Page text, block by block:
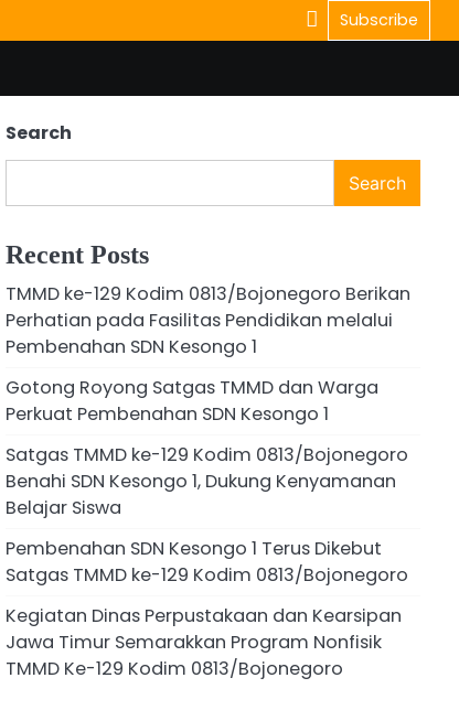
Subscribe
Search
Search
Recent Posts
TMMD ke-129 Kodim 0813/Bojonegoro Berikan
Perhatian pada Fasilitas Pendidikan melalui
Pembenahan SDN Kesongo 1
Gotong Royong Satgas TMMD dan Warga
Perkuat Pembenahan SDN Kesongo 1
Satgas TMMD ke-129 Kodim 0813/Bojonegoro
Benahi SDN Kesongo 1, Dukung Kenyamanan
Belajar Siswa
Pembenahan SDN Kesongo 1 Terus Dikebut
Satgas TMMD ke-129 Kodim 0813/Bojonegoro
Kegiatan Dinas Perpustakaan dan Kearsipan
Jawa Timur Semarakkan Program Nonfisik
TMMD Ke-129 Kodim 0813/Bojonegoro